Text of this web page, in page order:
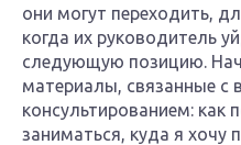
они могут переходить,
когда их руководитель
следующую позицию.
материалы, связанные с
консультированием: как
заниматься, куда я хочу